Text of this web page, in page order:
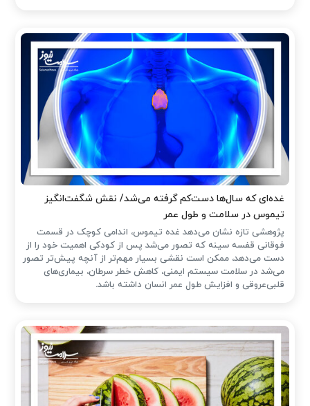
غده‌ای که سال‌ها دست‌کم گرفته می‌شد/ نقش شگفت‌انگیز
تیموس در سلامت و طول عمر
پژوهشی تازه نشان می‌دهد غده تیموس، اندامی کوچک در قسمت
فوقانی قفسه سینه که تصور می‌شد پس از کودکی اهمیت خود را از
دست می‌دهد، ممکن است نقشی بسیار مهم‌تر از آنچه پیش‌تر تصور
می‌شد در سلامت سیستم ایمنی، کاهش خطر سرطان، بیماری‌های
قلبی‌عروقی و افزایش طول عمر انسان داشته باشد.